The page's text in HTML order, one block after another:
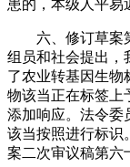
患的，本级人平易
六、修订草案第
组员和社会提出，
了农业转基因生物
物该当正在标签上
添加响应。法令委
该当按照进行标识
案二次审议稿第六